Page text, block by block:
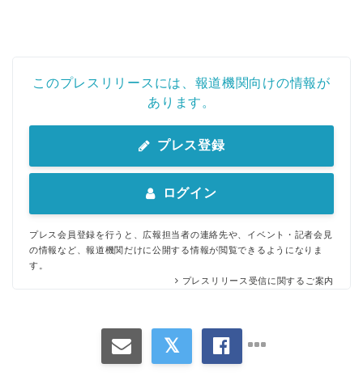
このプレスリリースには、報道機関向けの情報が
あります。
プレス登録
ログイン
プレス会員登録を行うと、広報担当者の連絡先や、イベント・記者会見
の情報など、報道機関だけに公開する情報が閲覧できるようになりま
す。
プレスリリース受信に関するご案内